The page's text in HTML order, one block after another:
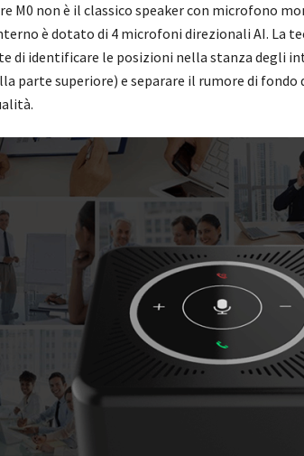
M0 non è il classico speaker con microfono
è dotato di 4 microfoni direzionali AI. La
di identificare le posizioni nella stanza degli
parte superiore) e separare il rumore di fondo